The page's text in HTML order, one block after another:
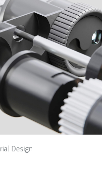
Design